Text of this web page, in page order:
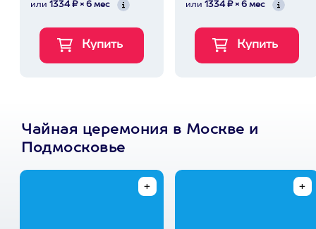
или 1334 ₽ × 6 мес или 1334 ₽ × 6 мес
Чайная церемония в Москве и
Подмосковье